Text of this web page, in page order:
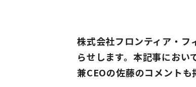
株式会社フロンティア・
らせします。本記事にお
兼CEOの佐藤のコメントも